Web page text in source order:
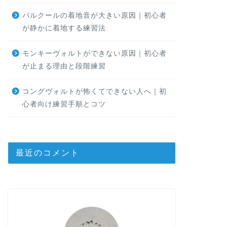
パルクールの着地音が大きい原因｜初心者
が静かに着地する練習法
モンキーヴォルトができない原因｜初心者
が止まる理由と段階練習
コングヴォルトが怖くてできない人へ｜初
心者向け練習手順とコツ
最近のコメント